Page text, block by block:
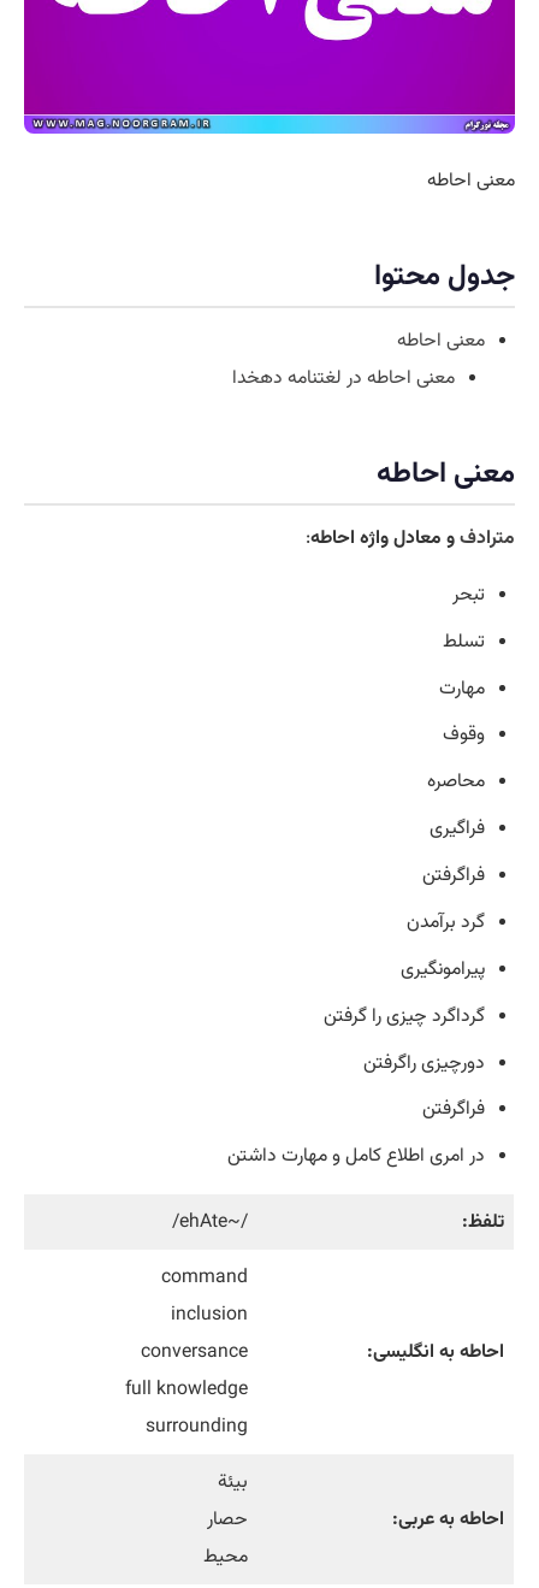
معنی احاطه
جدول محتوا
معنی احاطه
معنی احاطه در لغتنامه دهخدا
معنی احاطه
مترادفو معادل واژه احاطه:
تبحر
تسلط
مهارت
وقوف
محاصره
فراگیری
فراگرفتن
گرد برآمدن
پیرامونگیری
گرداگرد چیزی را گرفتن
دورچیزی راگرفتن
فراگرفتن
در امری اطلاع کامل و مهارت داشتن
تلفظ: /~ehAte/
احاطه به انگلیسی:
command
inclusion
conversance
full knowledge
surrounding
احاطه به عربی:
بیئة
حصار
محیط